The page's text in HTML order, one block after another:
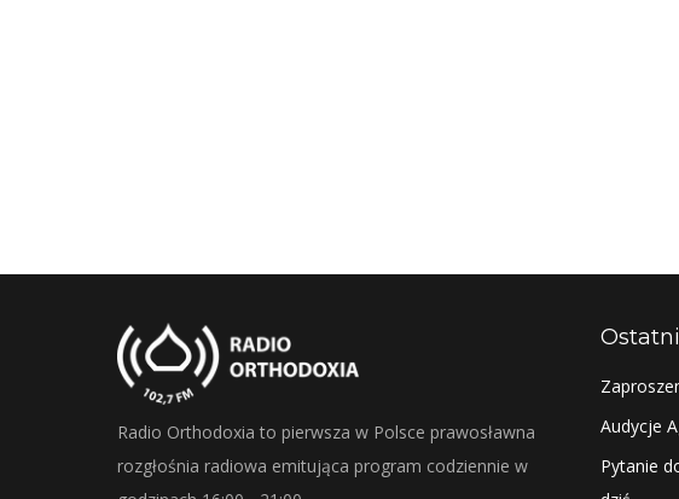
Radio Orthodoxia to pierwsza w Polsce prawosławna
rozgłośnia radiowa emitująca program codziennie w
Audycje
Pytanie